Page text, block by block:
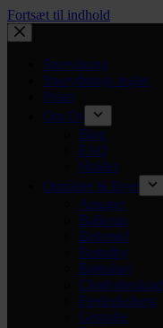
Fortsæt til indhold
Snerydning
Snerydnings regler
Priser
Om Os
Blog
FAQ
Holdet
Områder & Byer
Amager
Ballerup
Birkerød
Brøndby
Brønshøj
Charlottenlund
Frederiksberg
Gentofte